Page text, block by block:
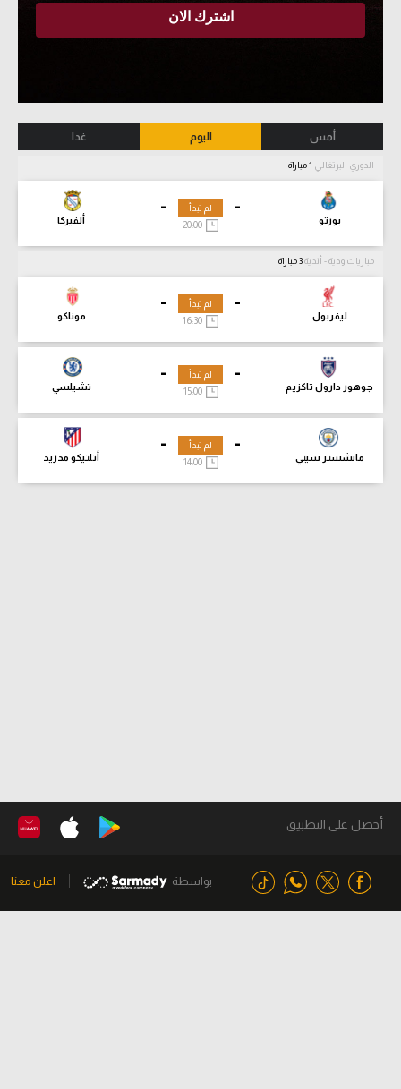
أمس اليوم غدا
الدوري البرتغالي
-
بورتو
-
ألفيركا
لم تبدأ
مباريات ودية - أندية
-
ليفربول
-
موناكو
لم تبدأ
-
جوهور دارول تاكزيم
-
تشيلسي
لم تبدأ
15:00
-
مانشستر سيتي
-
أتلتيكو مدريد
لم تبدأ
14:00
أحصل على التطبيق
بواسطة اعلن معنا